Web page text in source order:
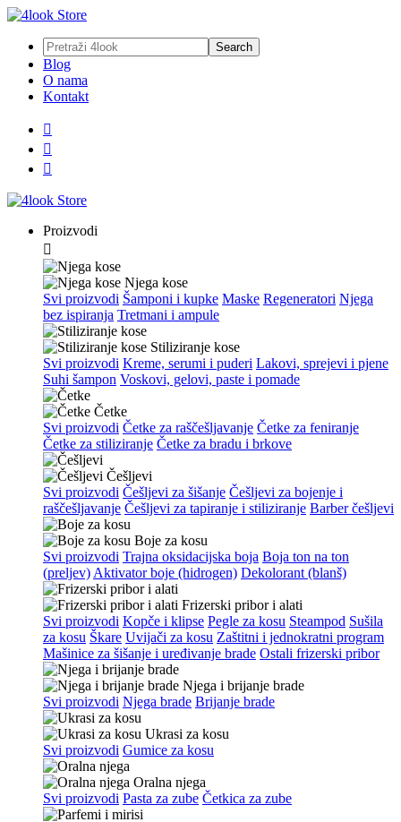
Blog
O nama
Kontakt



Proizvodi

Njega kose
Svi proizvodi Šamponi i kupke Maske Regeneratori Njega
bez ispiranja Tretmani i ampule
Stiliziranje kose
Svi proizvodi Kreme, serumi i puderi Lakovi, sprejevi i pjene
Suhi šampon Voskovi, gelovi, paste i pomade
Četke
Svi proizvodi Četke za raščešljavanje Četke za feniranje
Četke za stiliziranje Četke za bradu i brkove
Češljevi
Svi proizvodi Češljevi za šišanje Češljevi za bojenje i
raščešljavanje Češljevi za tapiranje i stiliziranje Barber češljevi
Boje za kosu
Svi proizvodi Trajna oksidacijska boja Boja ton na ton
(preljev) Aktivator boje (hidrogen) Dekolorant (blanš)
Frizerski pribor i alati
Svi proizvodi Kopče i klipse Pegle za kosu Steampod Sušila
za kosu Škare Uvijači za kosu Zaštitni i jednokratni program
Mašinice za šišanje i uređivanje brade Ostali frizerski pribor
Njega i brijanje brade
Svi proizvodi Njega brade Brijanje brade
Ukrasi za kosu
Svi proizvodi Gumice za kosu
Oralna njega
Svi proizvodi Pasta za zube Četkica za zube